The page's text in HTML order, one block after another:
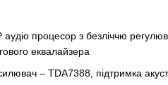
аудіо процесор з безліччю
еквалайзера
– TDA7388, підтримка